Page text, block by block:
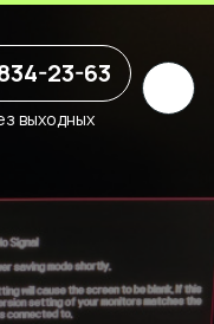
23-63
выходных